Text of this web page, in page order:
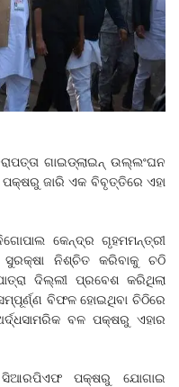
ଗାଇଡ୍‌ଲାଇନ୍‌ ଉଲ୍ଲଂଘନ
ଜାରି ଏକ ବିବୃତ୍ତିରେ ଏହା
କେନ୍ଦ୍ର ଗୃହମମନ୍ତ୍ରୀ
ନିଶ୍ଚିତ କରିବାକୁ ଚଠି
ଦିଲ୍ଲୀ ପ୍ରବେଶ କରିଥିଲା
ବିଫଳ ହୋଇଥିବା ଚିଠିରେ
ବଳ ପକ୍ଷରୁ ଏହାର
ସିଆରପିଏଫ ପକ୍ଷରୁ ଯୋଗାଇ